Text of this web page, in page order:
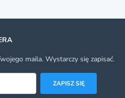
maila. Wystarczy się zapisać.
ZAPISZ SIĘ